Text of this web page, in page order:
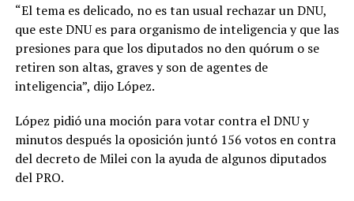
“El tema es delicado, no es tan usual rechazar un DNU,
que este DNU es para organismo de inteligencia y que las
presiones para que los diputados no den quórum o se
retiren son altas, graves y son de agentes de
inteligencia”, dijo López.
López pidió una moción para votar contra el DNU y
minutos después la oposición juntó 156 votos en contra
del decreto de Milei con la ayuda de algunos diputados
del PRO.